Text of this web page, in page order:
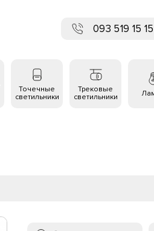
093 519 15 15
Точечные
светильники
Трековые
светильники